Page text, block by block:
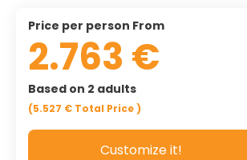
price per person From
2.763 €
Based on 2 adults
(5.527 € Total Price)
Customize it!